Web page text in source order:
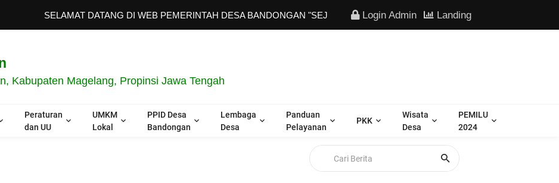
SELAMAT DATANG DI WEB PEMERINTAH DESA BANDONGAN "SEJUK | SEhat maJU Keren"
Login Admin Landing
Kabupaten Magelang, Propinsi Jawa Tengah
Peraturan
dan UU
UMKM
Lokal
PPID Desa
Bandongan
Lembaga
Desa
Panduan
Pelayanan
PKK
Wisata
Desa
PEMILU
2024